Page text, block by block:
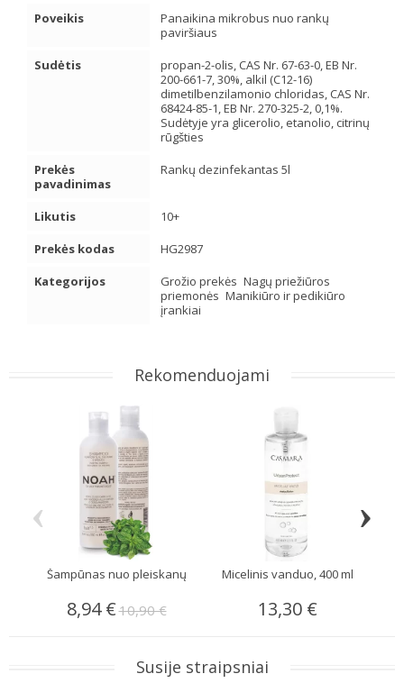
Poveikis
Panaikina mikrobus nuo rankų
paviršiaus
Sudėtis
propan-2-olis, CAS Nr. 67-63-0, EB Nr.
200-661-7, 30%, alkil (C12-16)
dimetilbenzilamonio chloridas, CAS Nr.
68424-85-1, EB Nr. 270-325-2, 0,1%.
Sudėtyje yra glicerolio, etanolio, citrinų
rūgšties
Prekės
pavadinimas
Rankų dezinfekantas 5l
Likutis
10+
Prekės kodas
HG2987
Kategorijos
Grožio prekės Nagų priežiūros
priemonės Manikiūro ir pedikiūro
įrankiai
Rekomenduojami
Šampūnas nuo pleiskanų
8,94 €10,90 €
Micelinis vanduo, 400 ml
13,30 €
‹ ›
Susije straipsniai